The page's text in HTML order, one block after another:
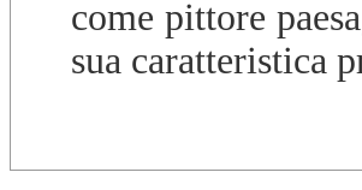
come pittore
sua caratteristica